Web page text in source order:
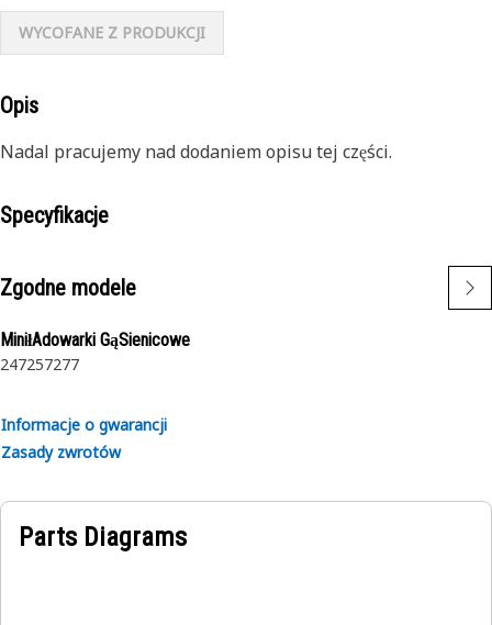
WYCOFANE Z PRODUKCJI
Opis
Nadal pracujemy nad dodaniem opisu tej części.
Specyfikacje
Zgodne modele
MiniłAdowarki GąSienicowe
247257277
Informacje o gwarancji
Zasady zwrotów
Parts Diagrams